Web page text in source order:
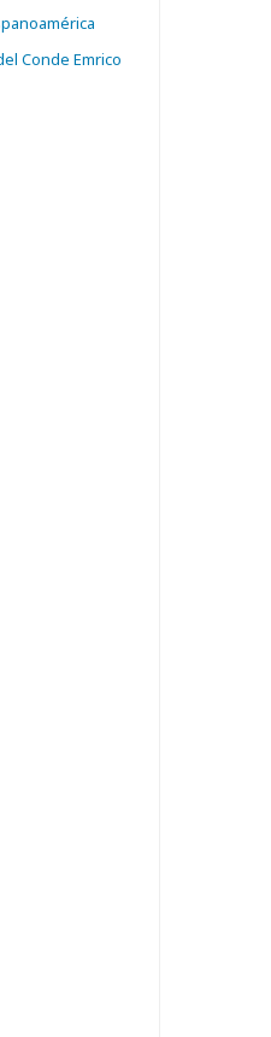
Conde Emrico